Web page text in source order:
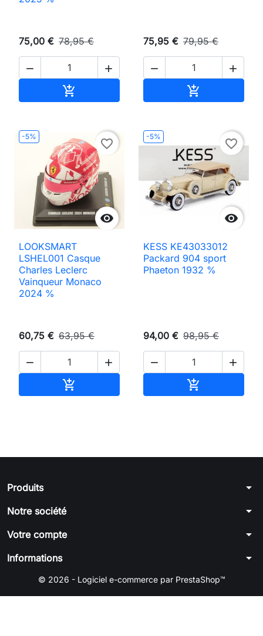
75,00 € 78,95 €
 

75,95 € 79,95 €
 

-5%

favorite_border
LOOKSMART
LSHEL001 Casque
Charles Leclerc
Vainqueur Monaco
2024 %
60,75 € 63,95 €
 

-5%

favorite_border
KESS KE43033012
Packard 904 sport
Phaeton 1932 %
94,00 € 98,95 €
 

Produits arrow_drop_down
Notre société arrow_drop_down
Votre compte arrow_drop_down
Informations arrow_drop_down
© 2026 - Logiciel e-commerce par PrestaShop™